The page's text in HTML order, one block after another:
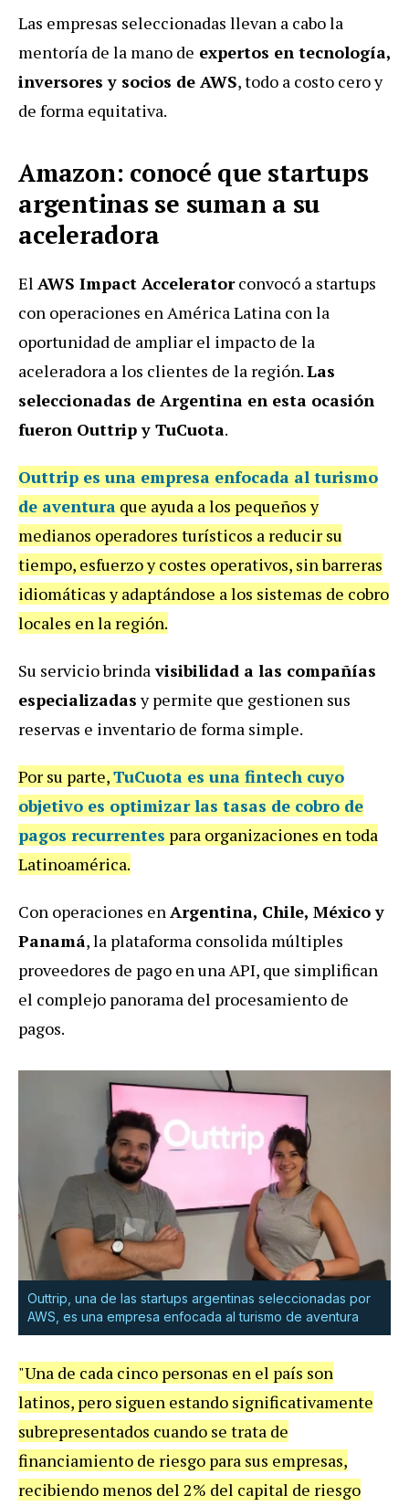
Las empresas seleccionadas llevan a cabo la
mentoría de la mano de expertos en tecnología,
inversores y socios de AWS, todo a costo cero y
de forma equitativa.
Amazon: conocé que startups
argentinas se suman a su
aceleradora
El AWS Impact Acceleratorconvocó a startups
con operaciones en América Latina con la
oportunidad de ampliar el impacto de la
aceleradora a los clientes de la región.Las
seleccionadas de Argentina en esta ocasión
fueron Outtrip y TuCuota.
Outtrip es una empresa enfocada al turismo
de aventura que ayuda a los pequeños y
medianos operadores turísticos a reducir su
tiempo, esfuerzo y costes operativos, sin barreras
idiomáticas y adaptándose a los sistemas de cobro
locales en la región.
Su servicio brindavisibilidad a las compañías
especializadasy permite que gestionen sus
reservas e inventario de forma simple.
Por su parte,TuCuota es una fintech cuyo
objetivo es optimizar las tasas de cobro de
pagos recurrentes para organizaciones en toda
Latinoamérica.
Con operaciones enArgentina, Chile, México y
Panamá, la plataforma consolida múltiples
proveedores de pago en una API, que simplifican
el complejo panorama del procesamiento de
pagos.
Outtrip, una de las startups argentinas seleccionadas por
AWS, es una empresa enfocada al turismo de aventura
"Una de cada cinco personas en el país son
latinos, pero siguen estando significativamente
subrepresentados cuando se trata de
financiamiento de riesgo para sus empresas,
recibiendo menos del 2% del capital de riesgo